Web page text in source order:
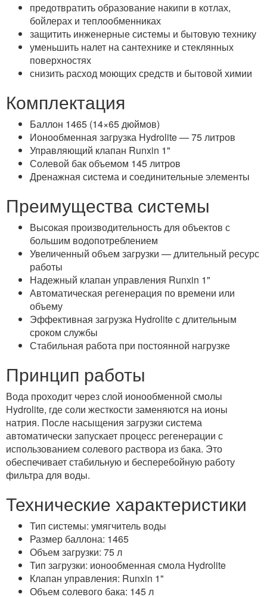
предотвратить образование накипи в котлах,
бойлерах и теплообменниках
защитить инженерные системы и бытовую технику
уменьшить налет на сантехнике и стеклянных
поверхностях
снизить расход моющих средств и бытовой химии
Комплектация
Баллон 1465 (14×65 дюймов)
Ионообменная загрузка Hydrolite — 75 литров
Управляющий клапан Runxin 1"
Солевой бак объемом 145 литров
Дренажная система и соединительные элементы
Преимущества системы
Высокая производительность для объектов с
большим водопотреблением
Увеличенный объем загрузки — длительный ресурс
работы
Надежный клапан управления Runxin 1"
Автоматическая регенерация по времени или
объему
Эффективная загрузка Hydrolite с длительным
сроком службы
Стабильная работа при постоянной нагрузке
Принцип работы
Вода проходит через слой ионообменной смолы
Hydrolite, где соли жесткости заменяются на ионы
натрия. После насыщения загрузки система
автоматически запускает процесс регенерации с
использованием солевого раствора из бака. Это
обеспечивает стабильную и бесперебойную работу
фильтра для воды.
Технические характеристики
Тип системы: умягчитель воды
Размер баллона: 1465
Объем загрузки: 75 л
Тип загрузки: ионообменная смола Hydrolite
Клапан управления: Runxin 1"
Объем солевого бака: 145 л